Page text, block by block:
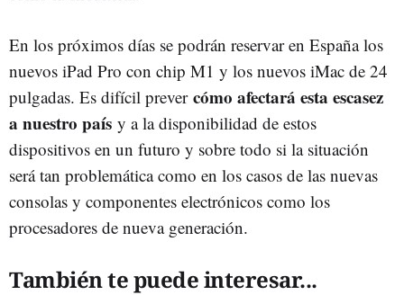
En los próximos días se podrán reservar en España los
nuevos iPad Pro con chip M1 y los nuevos iMac de 24
pulgadas. Es difícil prever cómo afectará esta escasez
a nuestro país y a la disponibilidad de estos
dispositivos en un futuro y sobre todo si la situación
será tan problemática como en los casos de las nuevas
consolas y componentes electrónicos como los
procesadores de nueva generación.
También te puede interesar...